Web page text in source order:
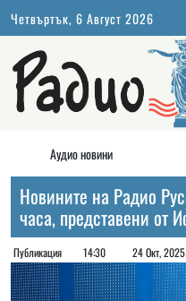
Четвъртък, 6 Август 2026
Аудио новини
Новините на Радио
часа, представени от
Публикация 14:30 24 Окт,